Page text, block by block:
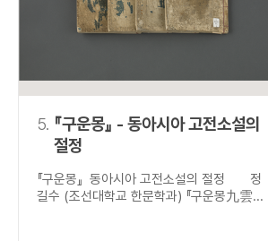
5. 『구운몽』 - 동아시아 고전소설의
절정
『구운몽』 동아시아 고전소설의 절정 정
길수 (조선대학교 한문학과) 『구운몽九雲...